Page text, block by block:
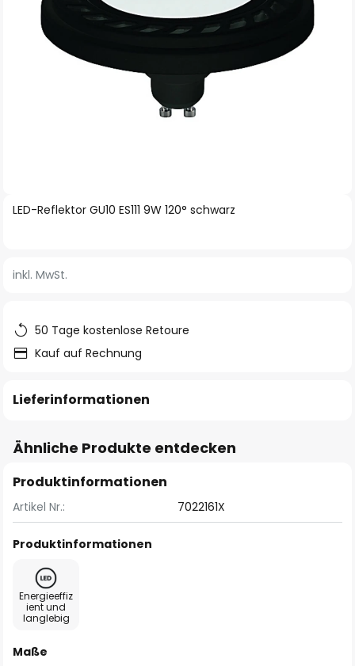
Zum
springen
LED-Reflektor GU10 ES111 9W 120° schwarz
inkl. MwSt.
50 Tage kostenlose Retoure
Kauf auf Rechnung
Lieferinformationen
Ähnliche Produkte entdecken
Produktinformationen
Artikel Nr.: 7022161X
Produktinformationen
Energieeffiz
ient und
langlebig
Maße